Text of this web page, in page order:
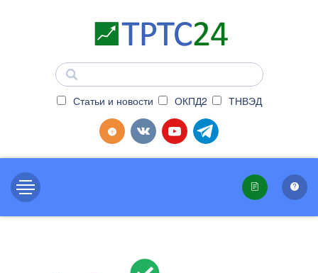
Статьи и новости ОКПД2 ТНВЭД